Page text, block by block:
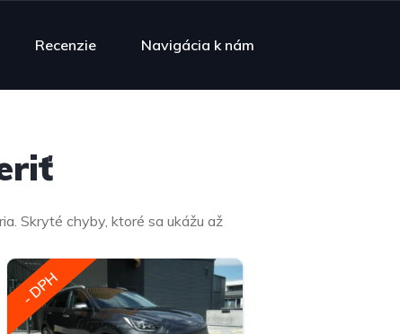
Recenzie Navigácia k nám
Skryté chyby, ktoré sa ukážu až
- DPH